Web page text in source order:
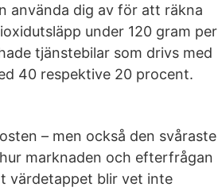
använda dig av för att räkna
under 120 gram per
tjänstebilar som drivs med
40 respektive 20 procent.
– men också den svåraste
marknaden och efterfrågan
värdetappet blir vet inte